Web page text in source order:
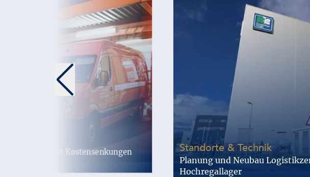
und realisiert Kostensenkungen Standorte & Technik-
Planung und Neubau
Hochregallager